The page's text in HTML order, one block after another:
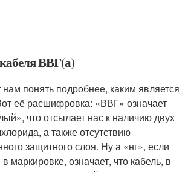
ВВГ(а)
понять подробнее, каким является
её расшифровка: «ВВГ» означает
что отсылает нас к наличию двух
а также отсутствию
защитного слоя. Ну а «нг», если
маркировке, означает, что кабель, в